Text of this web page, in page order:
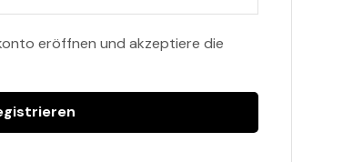
eröffnen und akzeptiere die